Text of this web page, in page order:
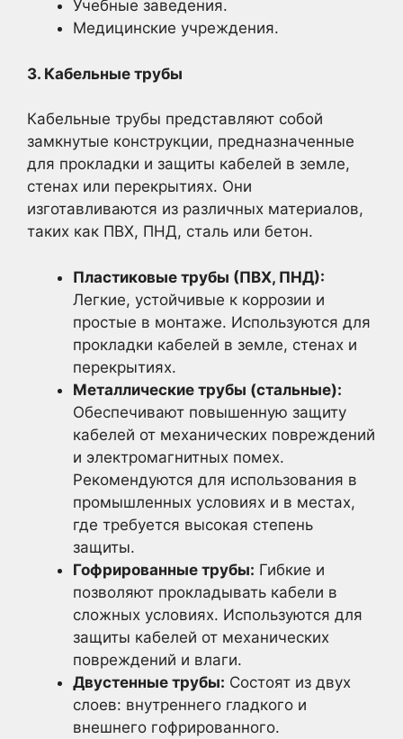
Учебные заведения.
Медицинские учреждения.
3. Кабельные трубы
Кабельные трубы представляют собой
замкнутые конструкции, предназначенные
для прокладки и защиты кабелей в земле,
стенах или перекрытиях. Они
изготавливаются из различных материалов,
таких как ПВХ, ПНД, сталь или бетон.
Пластиковые трубы (ПВХ, ПНД):
Легкие, устойчивые к коррозии и
простые в монтаже. Используются для
прокладки кабелей в земле, стенах и
перекрытиях.
Металлические трубы (стальные):
Обеспечивают повышенную защиту
кабелей от механических повреждений
и электромагнитных помех.
Рекомендуются для использования в
промышленных условиях и в местах,
где требуется высокая степень
защиты.
Гофрированные трубы: Гибкие и
позволяют прокладывать кабели в
сложных условиях. Используются для
защиты кабелей от механических
повреждений и влаги.
Двустенные трубы: Состоят из двух
слоев: внутреннего гладкого и
внешнего гофрированного.